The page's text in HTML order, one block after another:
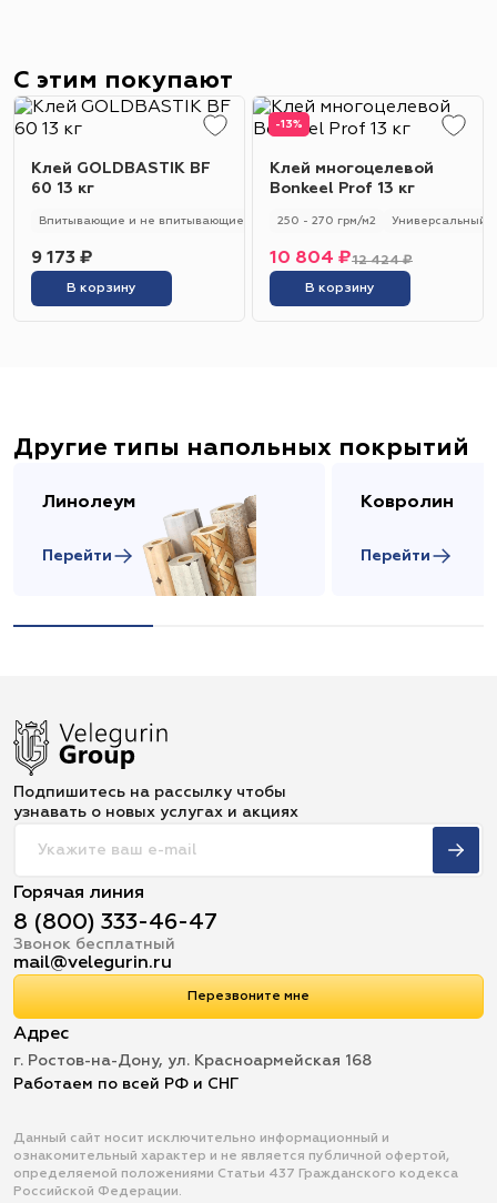
С этим покупают
Клей GOLDBASTIK BF
60 13 кг
Впитывающие и не впитывающие 250 - 280 гр/м2 Универсальный
9 173 ₽
В корзину
-13%
Клей многоцелевой
Bonkeel Prof 13 кг
250 - 270 грм/м2 Универсальный
12 424 ₽
10 804 ₽
В корзину
Другие типы напольных покрытий
Линолеум
Перейти
Ковролин
Перейти
Подпишитесь на рассылку чтобы
узнавать о новых услугах и акциях
Горячая линия
8 (800) 333-46-47
Звонок бесплатный
mail@velegurin.ru
Перезвоните мне
Адрес
г. Ростов-на-Дону, ул. Красноармейская 168
Работаем по всей РФ и СНГ
Данный сайт носит исключительно информационный и
ознакомительный характер и не является публичной офертой,
определяемой положениями Статьи 437 Гражданского кодекса
Российской Федерации.